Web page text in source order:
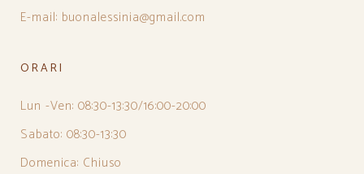
E-mail: buonalessinia@gmail.com
ORARI
Lun -Ven: 08:30-13:30/16:00-20:00
Sabato: 08:30-13:30
Domenica: Chiuso